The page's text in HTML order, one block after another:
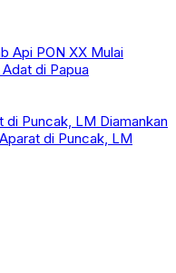
Api PON XX Mulai
di Papua
Puncak, LM Diamankan
di Puncak, LM